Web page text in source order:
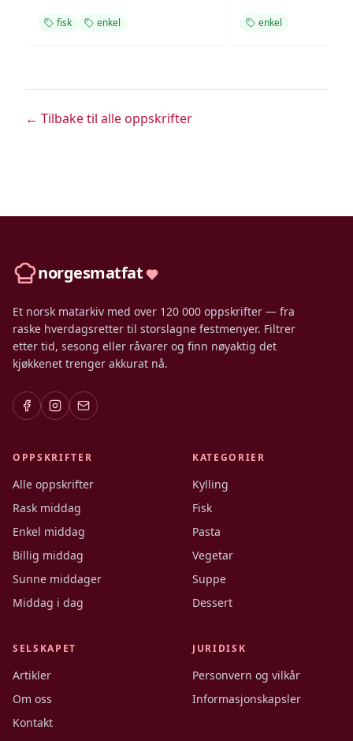
fisk enkel enkel
← Tilbake til alle oppskrifter
norgesmatfat
Et norsk matarkiv med over 120 000 oppskrifter — fra
raske hverdagsretter til storslagne festmenyer. Filtrer
etter tid, sesong eller råvarer og finn nøyaktig det
kjøkkenet trenger akkurat nå.
OPPSKRIFTER
Alle oppskrifter
Rask middag
Enkel middag
Billig middag
Sunne middager
Middag i dag
KATEGORIER
Kylling
Fisk
Pasta
Vegetar
Suppe
Dessert
SELSKAPET
Artikler
Om oss
Kontakt
JURIDISK
Personvern og vilkår
Informasjonskapsler